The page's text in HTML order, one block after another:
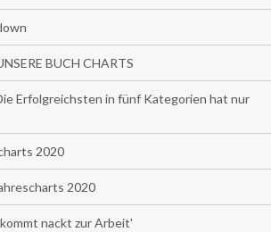
BUCH CHARTS
Erfolgreichsten in fünf Kategorien hat nur
2020
2020
nackt zur Arbeit'